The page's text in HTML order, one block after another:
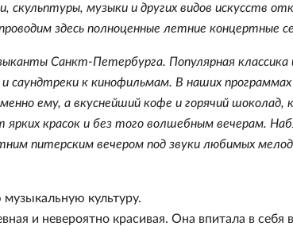
музыки и других видов искусств
здесь полноценные летние концертные
Санкт-Петербурга. Популярная классика
саундтреки к кинофильмам. В наших
ему, а вкуснейший кофе и горячий шоколад,
красок и без того волшебным вечерам.
питерским вечером под звуки любимых
культуру.
и невероятно красивая. Она впитала в себя